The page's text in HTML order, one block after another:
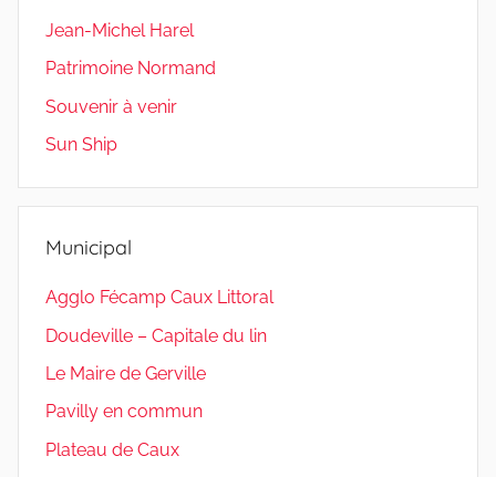
Jean-Michel Harel
Patrimoine Normand
Souvenir à venir
Sun Ship
Municipal
Agglo Fécamp Caux Littoral
Doudeville – Capitale du lin
Le Maire de Gerville
Pavilly en commun
Plateau de Caux